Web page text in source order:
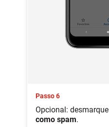
Passo 6
Opcional: desmarque
como spam.